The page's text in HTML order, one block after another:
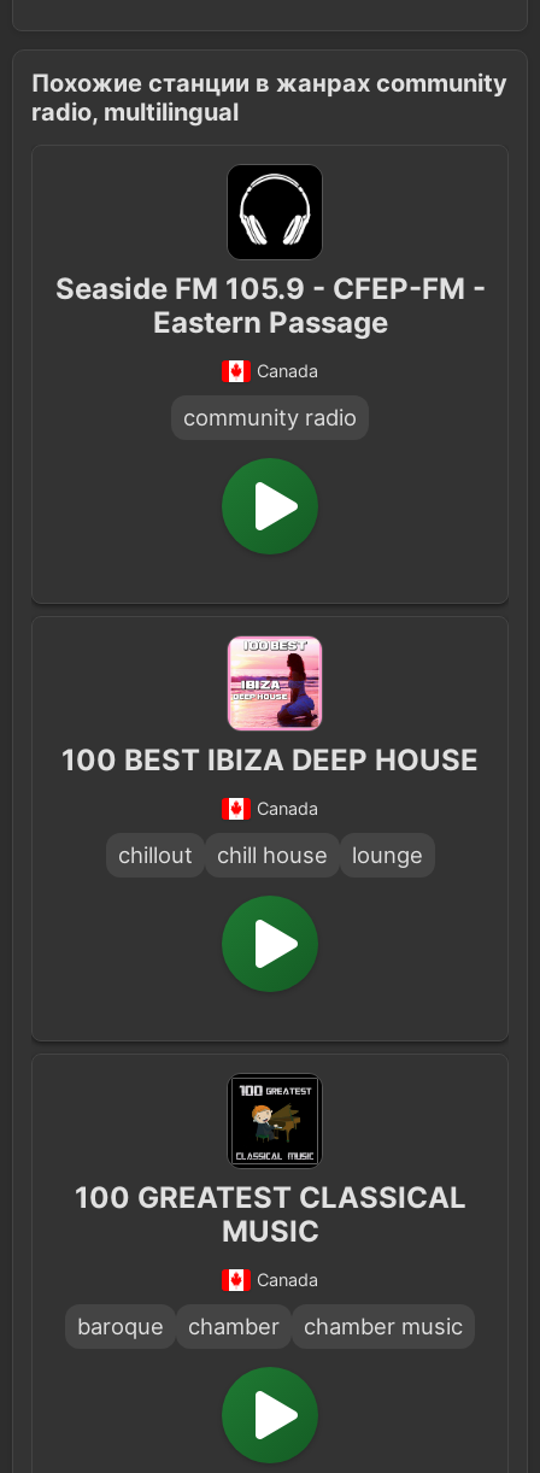
Похожие станции в жанрах community
radio, multilingual
Seaside FM 105.9 - CFEP-FM -
Eastern Passage
Canada
community radio
100 BEST IBIZA DEEP HOUSE
Canada
chillout chill house lounge
100 GREATEST CLASSICAL
MUSIC
Canada
baroque chamber chamber music